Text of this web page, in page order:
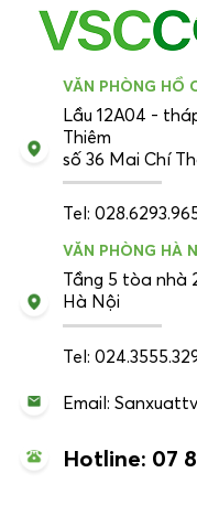
VĂN PHÒNG HỒ
Lầu 12A04 -
Thiêm
số 36 Mai Chí
Tel:
VĂN PHÒNG HÀ
Tầng 5 tòa nhà
Hà Nội
Tel:
Email:
Hotline: 07